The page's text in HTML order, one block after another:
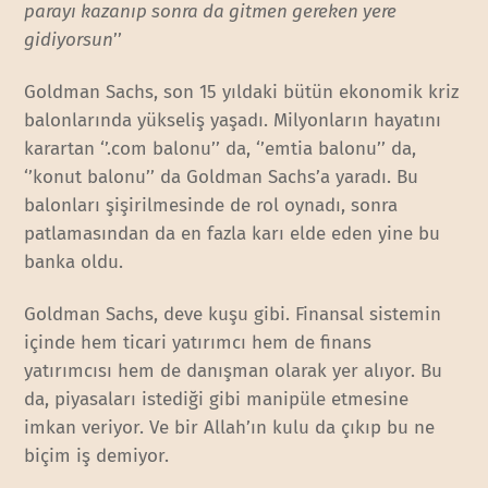
parayı kazanıp sonra da gitmen gereken yere
gidiyorsun’’
Goldman Sachs, son 15 yıldaki bütün ekonomik kriz
balonlarında yükseliş yaşadı. Milyonların hayatını
karartan ‘’.com balonu’’ da, ‘’emtia balonu’’ da,
‘’konut balonu’’ da Goldman Sachs’a yaradı. Bu
balonları şişirilmesinde de rol oynadı, sonra
patlamasından da en fazla karı elde eden yine bu
banka oldu.
Goldman Sachs, deve kuşu gibi. Finansal sistemin
içinde hem ticari yatırımcı hem de finans
yatırımcısı hem de danışman olarak yer alıyor. Bu
da, piyasaları istediği gibi manipüle etmesine
imkan veriyor. Ve bir Allah’ın kulu da çıkıp bu ne
biçim iş demiyor.